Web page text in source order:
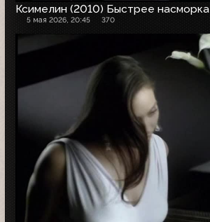
Ксимелин (2010) Быстрее насморка
5 мая 2026, 20:45 370